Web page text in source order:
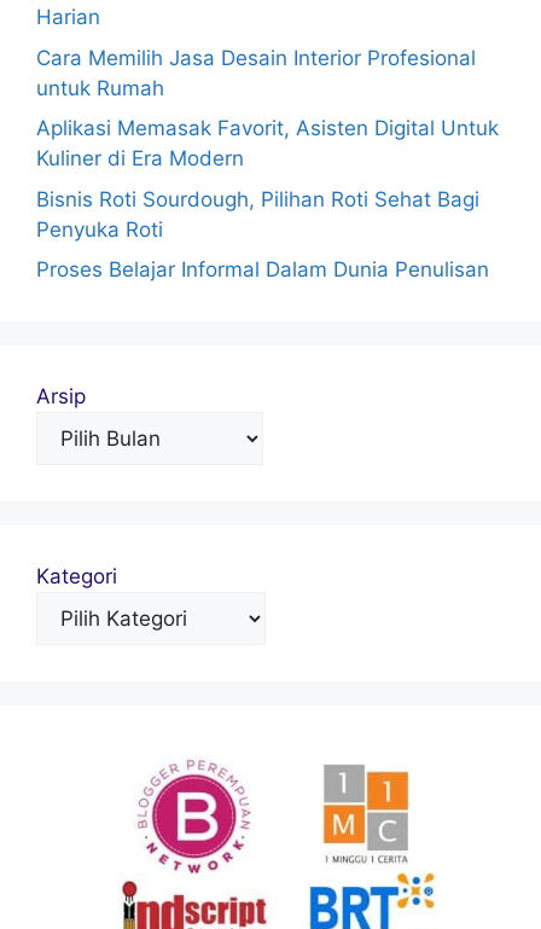
Harian
Cara Memilih Jasa Desain Interior Profesional
untuk Rumah
Aplikasi Memasak Favorit, Asisten Digital Untuk
Kuliner di Era Modern
Bisnis Roti Sourdough, Pilihan Roti Sehat Bagi
Penyuka Roti
Proses Belajar Informal Dalam Dunia Penulisan
Arsip
Kategori